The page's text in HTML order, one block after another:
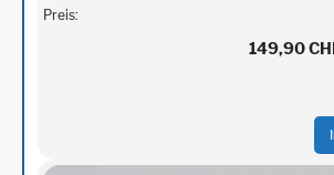
Preis:
149,90